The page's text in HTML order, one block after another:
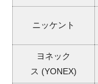
ニッケント
ヨネック
ス (YONEX)